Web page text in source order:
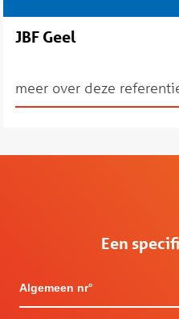
JBF Geel
meer over deze
Een
Algemeen nr°